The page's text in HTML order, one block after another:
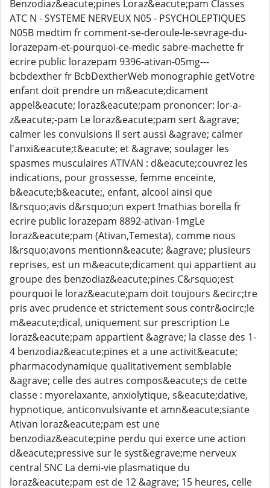
Benzodiaz&eacute;pines Loraz&eacute;pam Classes
ATC N - SYSTEME NERVEUX N05 - PSYCHOLEPTIQUES
N05B medtim fr comment-se-deroule-le-sevrage-du-
lorazepam-et-pourquoi-ce-medic sabre-machette fr
ecrire public lorazepam 9396-ativan-05mg---
bcbdexther fr BcbDextherWeb monographie getVotre
enfant doit prendre un m&eacute;dicament
appel&eacute; loraz&eacute;pam prononcer: lor-a-
z&eacute;-pam Le loraz&eacute;pam sert &agrave;
calmer les convulsions Il sert aussi &agrave; calmer
l'anxi&eacute;t&eacute; et &agrave; soulager les
spasmes musculaires ATIVAN : d&eacute;couvrez les
indications, pour grossesse, femme enceinte,
b&eacute;b&eacute;, enfant, alcool ainsi que
l&rsquo;avis d&rsquo;un expert !mathias borella fr
ecrire public lorazepam 8892-ativan-1mgLe
loraz&eacute;pam (Ativan,Temesta), comme nous
l&rsquo;avons mentionn&eacute; &agrave; plusieurs
reprises, est un m&eacute;dicament qui appartient au
groupe des benzodiaz&eacute;pines C&rsquo;est
pourquoi le loraz&eacute;pam doit toujours &ecirc;tre
pris avec prudence et strictement sous contr&ocirc;le
m&eacute;dical, uniquement sur prescription Le
loraz&eacute;pam appartient &agrave; la classe des 1-
4 benzodiaz&eacute;pines et a une activit&eacute;
pharmacodynamique qualitativement semblable
&agrave; celle des autres compos&eacute;s de cette
classe : myorelaxante, anxiolytique, s&eacute;dative,
hypnotique, anticonvulsivante et amn&eacute;siante
Ativan loraz&eacute;pam est une
benzodiaz&eacute;pine perdu qui exerce une action
d&eacute;pressive sur le syst&egrave;me nerveux
central SNC La demi-vie plasmatique du
loraz&eacute;pam est de 12 &agrave; 15 heures, celle